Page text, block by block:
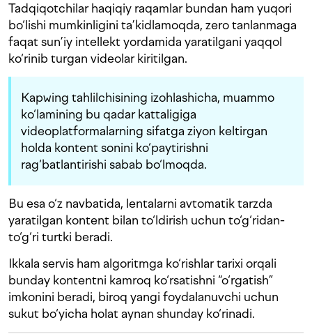
Tadqiqotchilar haqiqiy raqamlar bundan ham yuqori
bo‘lishi mumkinligini ta’kidlamoqda, zero tanlanmaga
faqat sun’iy intellekt yordamida yaratilgani yaqqol
ko‘rinib turgan videolar kiritilgan.
Kapwing tahlilchisining izohlashicha, muammo
ko‘lamining bu qadar kattaligiga
videoplatformalarning sifatga ziyon keltirgan
holda kontent sonini ko‘paytirishni
rag‘batlantirishi sabab bo‘lmoqda.
Bu esa o‘z navbatida, lentalarni avtomatik tarzda
yaratilgan kontent bilan to‘ldirish uchun to‘g‘ridan-
to‘g‘ri turtki beradi.
Ikkala servis ham algoritmga ko‘rishlar tarixi orqali
bunday kontentni kamroq ko‘rsatishni “o‘rgatish”
imkonini beradi, biroq yangi foydalanuvchi uchun
sukut bo‘yicha holat aynan shunday ko‘rinadi.